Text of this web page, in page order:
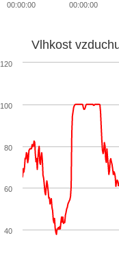
00:00:00 00:00:00
Vlhkost
40
60
80
100
120